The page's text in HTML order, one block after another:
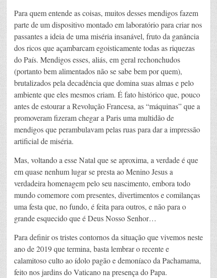
Para quem entende as coisas, muitos desses mendigos fazem
parte de um dispositivo montado em laboratório para criar nos
passantes a ideia de uma miséria insanável, fruto da ganância
dos ricos que açambarcam egoisticamente todas as riquezas
do País. Mendigos esses, aliás, em geral rechonchudos
(portanto bem alimentados não se sabe bem por quem),
brutalizados pela decadência que domina suas almas e pelo
ambiente que eles mesmos criam. É fato histórico que, pouco
antes de estourar a Revolução Francesa, as “máquinas” que a
promoveram fizeram chegar a Paris uma multidão de
mendigos que perambulavam pelas ruas para dar a impressão
artificial de miséria.
Mas, voltando a esse Natal que se aproxima, a verdade é que
em quase nenhum lugar se presta ao Menino Jesus a
verdadeira homenagem pelo seu nascimento, embora todo
mundo comemore com presentes, divertimentos e comilanças
uma festa que, no fundo, é feita para outros, e não para o
grande esquecido que é Deus Nosso Senhor…
Para definir os tristes contornos da situação que vivemos neste
ano de 2019 que termina, basta lembrar o recente e
calamitoso culto ao ídolo pagão e demoníaco da Pachamama,
feito nos jardins do Vaticano na presença do Papa.